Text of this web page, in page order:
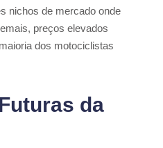
nichos de mercado onde
preços elevados
dos motociclistas
da